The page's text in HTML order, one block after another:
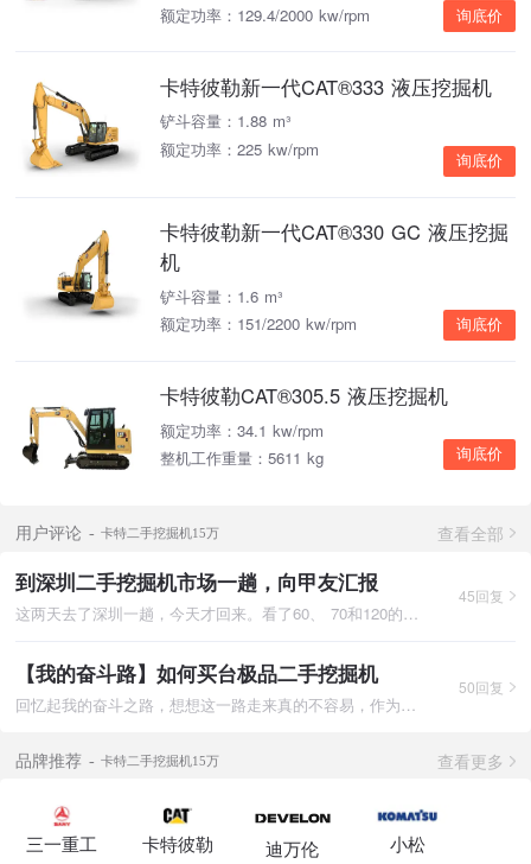
额定功率：129.4/2000 kw/rpm
询底价
卡特彼勒新一代CAT®333 液压挖掘机
铲斗容量：1.88 m³
额定功率：225 kw/rpm
询底价
卡特彼勒新一代CAT®330 GC 液压挖掘
机
铲斗容量：1.6 m³
额定功率：151/2200 kw/rpm
询底价
卡特彼勒CAT®305.5 液压挖掘机
额定功率：34.1 kw/rpm
整机工作重量：5611 kg
询底价
用户评论 卡特二手挖掘机15万 查看全部
到深圳二手挖掘机市场一趟，向甲友汇报
这两天去了深圳一趟，今天才回来。看了60、 70和120的。贵是不用
45回复
【我的奋斗路】如何买台极品二手挖掘机
回忆起我的奋斗之路，想想这一路走来真的不容易，作为从农村出来
50回复
品牌推荐 卡特二手挖掘机15万 查看更多
三一重工 卡特彼勒 迪万伦 小松